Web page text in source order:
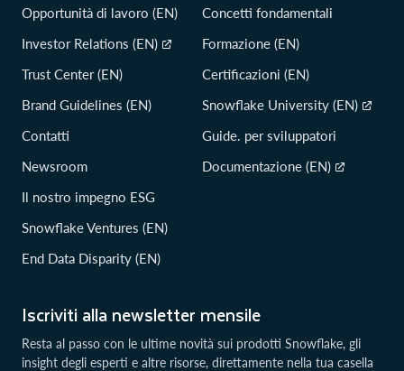
Iscriviti alla newsletter mensile
Resta al passo con le ultime novità sui prodotti Snowflake, gli
insight degli esperti e altre risorse, direttamente nella tua casella
Opportunità di lavoro (EN)
Investor Relations (EN)
Trust Center (EN)
Brand Guidelines (EN)
Contatti
Newsroom
Il nostro impegno ESG
Snowflake Ventures (EN)
End Data Disparity (EN)
Concetti fondamentali
Formazione (EN)
Certificazioni (EN)
Snowflake University (EN)
Guide. per sviluppatori
Documentazione (EN)